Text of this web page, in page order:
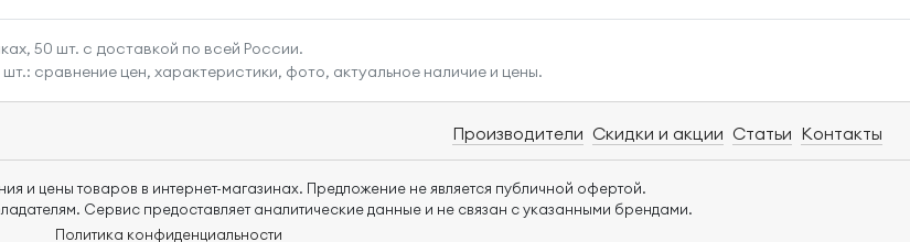
50 шт. с доставкой по всей России.
сравнение цен, характеристики, фото, актуальное наличие и цены.
Производители Скидки и акции Статьи Контакты
и цены товаров в интернет-магазинах. Предложение не является публичной офертой.
Сервис предоставляет аналитические данные и не связан с указанными брендами.
Политика конфиденциальности